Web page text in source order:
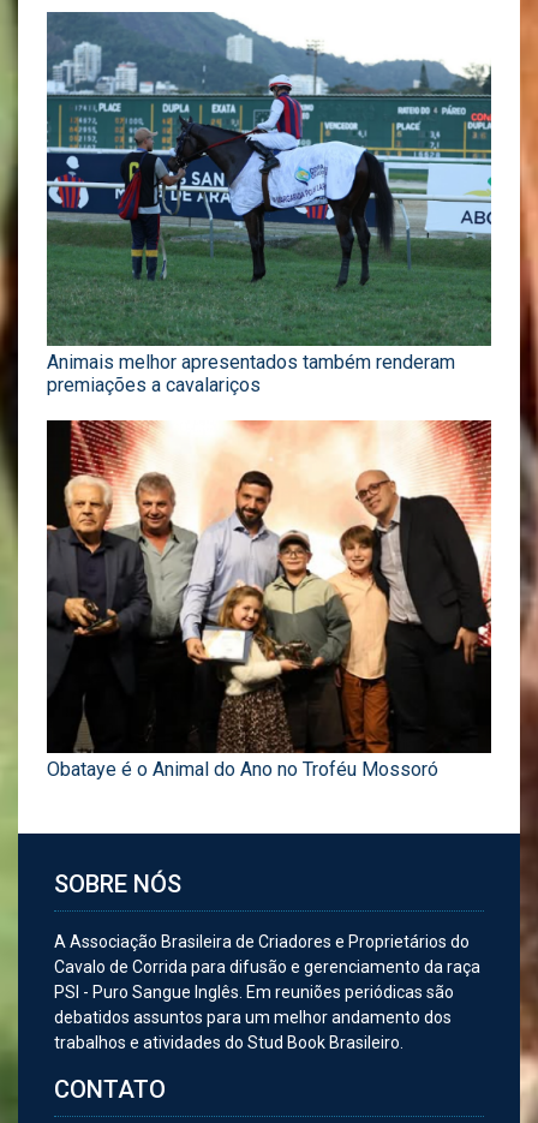
Animais melhor apresentados também renderam
premiações a cavalariços
Obataye é o Animal do Ano no Troféu Mossoró
SOBRE NÓS
A Associação Brasileira de Criadores e Proprietários do
Cavalo de Corrida para difusão e gerenciamento da raça
PSI - Puro Sangue Inglês. Em reuniões periódicas são
debatidos assuntos para um melhor andamento dos
trabalhos e atividades do Stud Book Brasileiro.
CONTATO